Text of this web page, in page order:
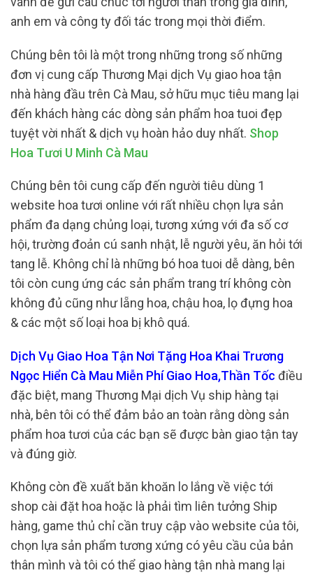
anh em và công ty đối tác trong mọi thời điểm.
Chúng bên tôi là một trong những trong số những
đơn vị cung cấp Thương Mại dịch Vụ giao hoa tận
nhà hàng đầu trên Cà Mau, sở hữu mục tiêu mang lại
đến khách hàng các dòng sản phẩm hoa tuoi đẹp
tuyệt vời nhất & dịch vụ hoàn hảo duy nhất. Shop
Hoa Tươi U Minh Cà Mau
Chúng bên tôi cung cấp đến người tiêu dùng 1
website hoa tươi online với rất nhiều chọn lựa sản
phẩm đa dạng chủng loại, tương xứng với đa số cơ
hội, trường đoản cú sanh nhật, lễ người yêu, ăn hỏi tới
tang lễ. Không chỉ là những bó hoa tuoi dễ dàng, bên
tôi còn cung ứng các sản phẩm trang trí không còn
không đủ cũng như lẵng hoa, chậu hoa, lọ đựng hoa
& các một số loại hoa bị khô quá.
Dịch Vụ Giao Hoa Tận Nơi Tặng Hoa Khai Trương
Ngọc Hiển Cà Mau Miễn Phí Giao Hoa,Thần Tốc điều
đặc biệt, mang Thương Mại dịch Vụ ship hàng tại
nhà, bên tôi có thể đảm bảo an toàn rằng dòng sản
phẩm hoa tươi của các bạn sẽ được bàn giao tận tay
và đúng giờ.
Không còn đề xuất băn khoăn lo lắng về việc tới
shop cài đặt hoa hoặc là phải tìm liên tưởng Ship
hàng, game thủ chỉ cần truy cập vào website của tôi,
chọn lựa sản phẩm tương xứng có yêu cầu của bản
thân mình và tôi có thể giao hàng tận nhà mang lại